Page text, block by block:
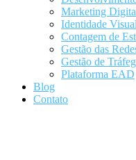
Marketing
Identidade Visual
Contagem de
Gestão das
Gestão de
Plataforma EAD
Blog
Contato